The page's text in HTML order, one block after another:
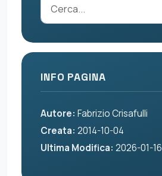
INFO PAGINA
Autore: Fabrizio Crisafulli
Creata: 2014-10-04
Ultima Modifica: 2026-01-16